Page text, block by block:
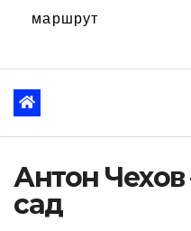
маршрут
Антон
сад